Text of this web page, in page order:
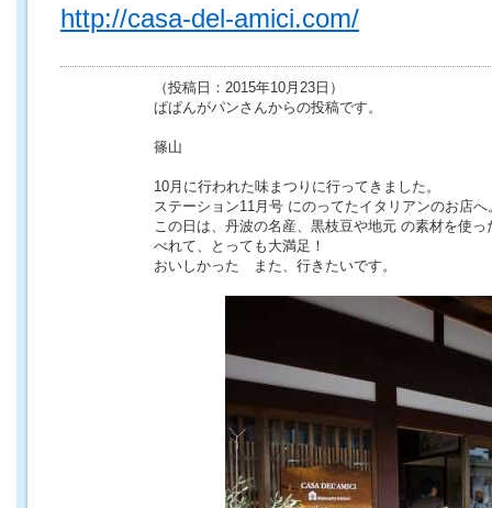
http://casa-del-amici.com/
（投稿日：2015年10月23日）
ぱぱんがパンさんからの投稿です。
篠山
10月に行われた味まつりに行ってきました。
ステーション11月号 にのってたイタリアンのお店へ
この日は、丹波の名産、黒枝豆や地元 の素材を使
べれて、とっても大満足！
おいしかった また、行きたいです。